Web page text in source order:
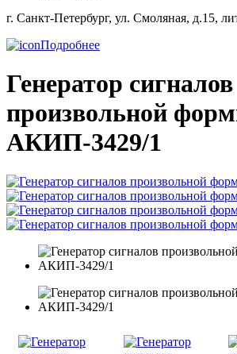
г. Санкт-Петербург, ул. Смоляная, д.15,
Подробнее
Генератор сигналов
произвольной
АКИП-3429/1